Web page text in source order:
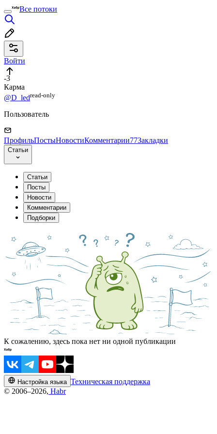
Все потоки
Войти
-3
Карма
@D_ledread⁠-⁠only
Пользователь
ПрофильПостыНовостиКомментарии77Закладки
Статьи
Статьи
Посты
Новости
Комментарии
Подборки
К сожалению, здесь пока нет ни одной публикации
Настройка языка Техническая поддержка
© 2006–2026, Habr